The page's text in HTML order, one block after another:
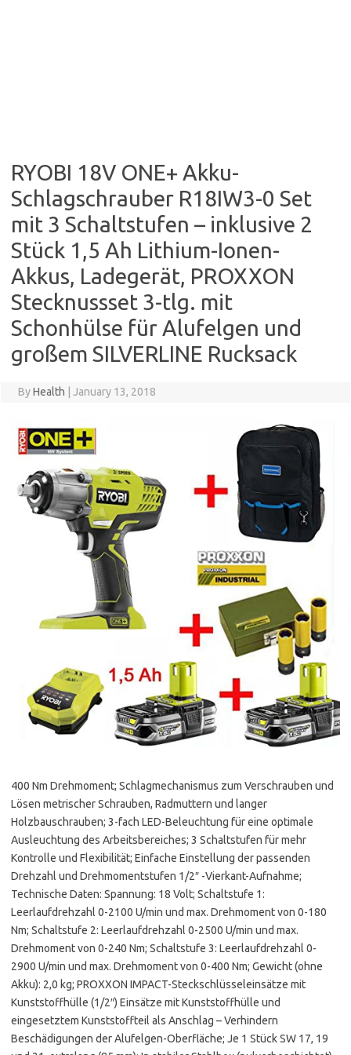
RYOBI 18V ONE+ Akku-
Schlagschrauber R18IW3-0 Set
mit 3 Schaltstufen – inklusive 2
Stück 1,5 Ah Lithium-Ionen-
Akkus, Ladegerät, PROXXON
Stecknussset 3-tlg. mit
Schonhülse für Alufelgen und
großem SILVERLINE Rucksack
ByHealth January 13, 2018
400 Nm Drehmoment; Schlagmechanismus zum Verschrauben und
Lösen metrischer Schrauben, Radmuttern und langer
Holzbauschrauben; 3-fach LED-Beleuchtung für eine optimale
Ausleuchtung des Arbeitsbereiches; 3 Schaltstufen für mehr
Kontrolle und Flexibilität; Einfache Einstellung der passenden
Drehzahl und Drehmomentstufen 1/2″ -Vierkant-Aufnahme;
Technische Daten: Spannung: 18 Volt; Schaltstufe 1:
Leerlaufdrehzahl 0-2100 U/min und max. Drehmoment von 0-180
Nm; Schaltstufe 2: Leerlaufdrehzahl 0-2500 U/min und max.
Drehmoment von 0-240 Nm; Schaltstufe 3: Leerlaufdrehzahl 0-
2900 U/min und max. Drehmoment von 0-400 Nm; Gewicht (ohne
Akku): 2,0 kg; PROXXON IMPACT-Steckschlüsseleinsätze mit
Kunststoffhülle (1/2″) Einsätze mit Kunststoffhülle und
eingesetztem Kunststoffteil als Anschlag – Verhindern
Beschädigungen der Alufelgen-Oberfläche; Je 1 Stück SW 17, 19